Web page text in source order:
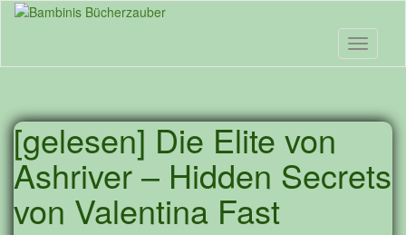
Skip
content
Toggle
[gelesen] Die Elite von
Ashriver – Hidden Secrets
von Valentina Fast